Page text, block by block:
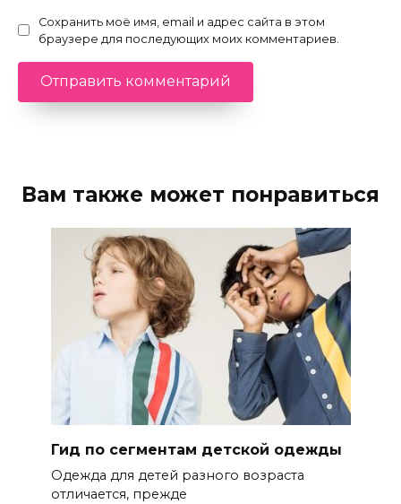
Сохранить моё имя, email и адрес сайта в этом
браузере для последующих моих комментариев.
Вам также может понравиться
Гид по сегментам детской одежды
Одежда для детей разного возраста
отличается, прежде